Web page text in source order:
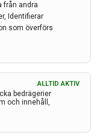
från andra
Identifierar
som överförs
bedrägerier
och innehåll,
ALLTID AKTIV